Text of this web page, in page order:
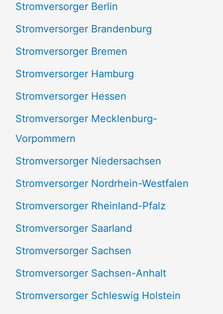
:Stromversorger Berlin
Stromversorger Brandenburg
Stromversorger Bremen
Stromversorger Hamburg
Stromversorger Hessen
Stromversorger Mecklenburg-
Vorpommern
Stromversorger Niedersachsen
Stromversorger Nordrhein-Westfalen
Stromversorger Rheinland-Pfalz
Stromversorger Saarland
Stromversorger Sachsen
Stromversorger Sachsen-Anhalt
Stromversorger Schleswig Holstein